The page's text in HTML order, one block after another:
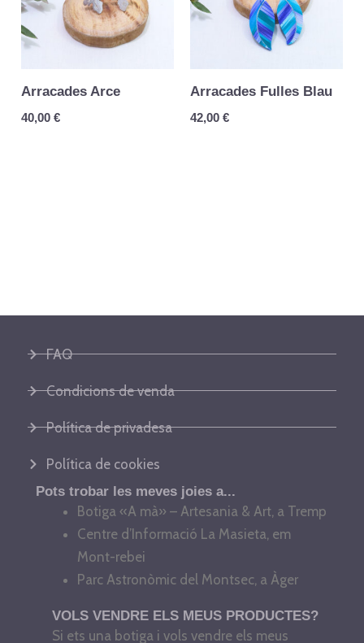
Arracades Arce
40,00€
Arracades Fulles Blau
42,00 €
FAQ
Condicions de venda
Política de privadesa
Política de cookies
Pots trobar les meves joies a...
Botiga «A mà» – Artesania & Art, a Tremp
Centre d’Informació La Masieta, em
Mont-rebei
Parc Astronòmic del Montsec, a Àger
VOLS VENDRE ELS MEUS PRODUCTES?
Si ets una botiga i vols vendre els meus